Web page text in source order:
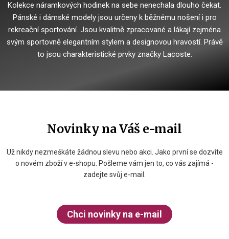
Kolekce náramkových hodinek na sebe nenechala dlouho čekat.
Pánské i dámské modely jsou určeny k běžnému nošení i pro
rekreační sportování. Jsou kvalitně zpracované a lákají zejména
svým sportovně elegantním stylem a designovou hravostí. Právě
to jsou charakteristické prvky značky Lacoste.
Novinky na Váš e-mail
Už nikdy nezmeškáte žádnou slevu nebo akci. Jako první se dozvíte
o novém zboží v e-shopu. Pošleme vám jen to, co vás zajímá -
zadejte svůj e-mail.
Chci novinky na e-mail